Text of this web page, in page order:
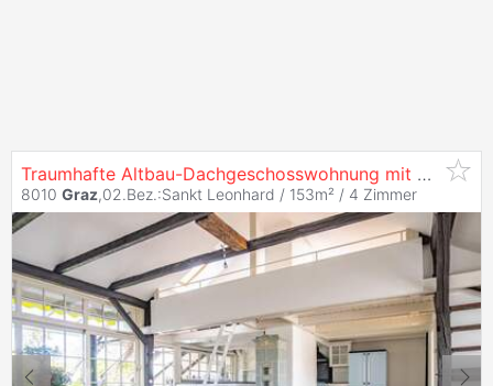
Traumhafte Altbau-Dachgeschosswohnung mit
Galerie
8010 Graz,02.Bez.:Sankt Leonhard / 153m² / 4 Zimmer